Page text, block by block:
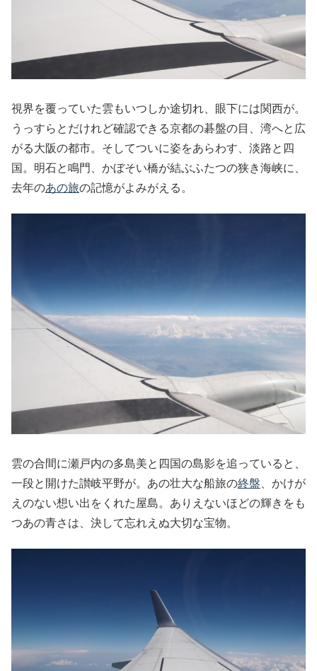
視界を覆っていた雲もいつしか途切れ、眼下には関西が。
うっすらとだけれど確認できる京都の碁盤の目、湾へと広
がる大阪の都市。そしてついに姿をあらわす、淡路と四
国。明石と鳴門、かぼそい橋が結ぶふたつの狭き海峡に、
去年のあの旅の記憶がよみがえる。
雲の合間に瀬戸内の多島美と四国の島影を追っていると、
一段と開けた讃岐平野が。あの壮大な船旅の終盤 、かけが
えのない想い出をくれた屋島。ありえないほどの輝きをも
つあの青さは、決して忘れえぬ大切な宝物。